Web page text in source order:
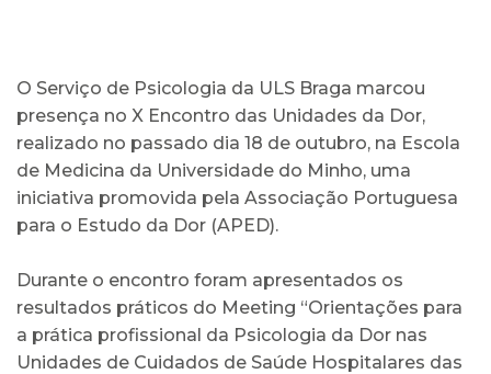
O Serviço de Psicologia da ULS Braga marcou
presença no X Encontro das Unidades da Dor,
realizado no passado dia 18 de outubro, na Escola
de Medicina da Universidade do Minho, uma
iniciativa promovida pela Associação Portuguesa
para o Estudo da Dor (APED).
Durante o encontro foram apresentados os
resultados práticos do Meeting “Orientações para
a prática profissional da Psicologia da Dor nas
Unidades de Cuidados de Saúde Hospitalares das